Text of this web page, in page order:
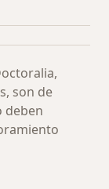
son de
deben